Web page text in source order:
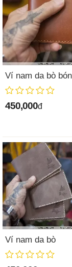
Ví nam da bò
450,000đ
Ví nam da bò